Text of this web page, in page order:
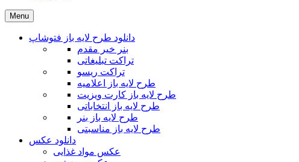
Menu
دانلود طرح لایه باز فتوشاپ
بنر خیر مقدم
تراکت تبلیغاتی
تراکت ریسو
طرح لایه باز اعلامیه
طرح لایه باز کارت ویزیت
طرح لایه باز انتخاباتی
طرح لایه باز بنر
طرح لایه باز مناسبتی
دانلود عکس
عکس مواد غذایی